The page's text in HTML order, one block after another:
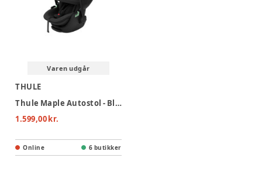
Varen udgår
THULE
Thule Maple Autostol - Black
1.599,00 kr.
Online 6 butikker